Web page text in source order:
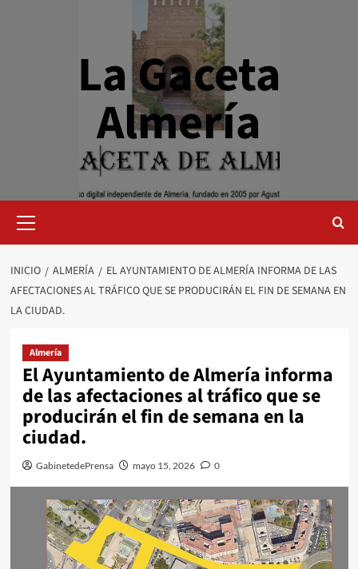
La Gaceta
Almería
primario
INICIO ALMERÍA
EL AYUNTAMIENTO DE ALMERÍA INFORMA DE LAS
AFECTACIONES AL TRÁFICO QUE SE PRODUCIRÁN EL FIN DE SEMANA EN
LA CIUDAD.
Almería
El Ayuntamiento de Almería informa
de las afectaciones al tráfico que se
producirán el fin de semana en la
ciudad.
GabinetedePrensa mayo 15, 2026 0